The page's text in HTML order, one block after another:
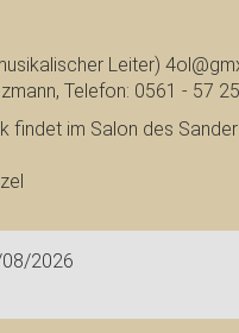
Leiter)
Telefon: 0561 - 57
findet im Salon des
2026